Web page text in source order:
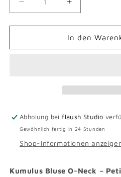
Verringere
die
Menge
Kumulus
Erhöhe
die
Menge
für
Kumulus
In den
Abholung beiflaush Studio
Gewöhnlich fertig in 24 Stunden
Shop-Informationen
Kumulus Bluse O-Neck –